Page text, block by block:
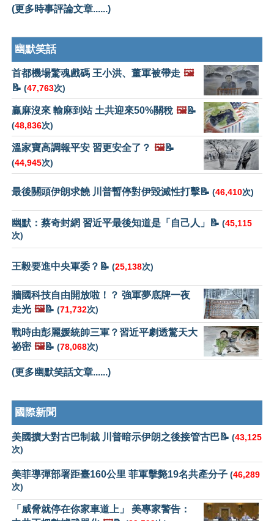
(更多時事評論文章......)
幽默笑話
首都機場驚魂戲碼 王小洪、董軍被帶走 🖼️
📝 (47,763次)
贏麻沒來 輸麻到站 土共迎來50%關稅 🖼️📝
(48,836次)
溫家寶高調報平安 習更安全了？ 🖼️📝
(44,945次)
最後關頭伊朗求饒 川普暫停對伊毀滅性打擊📝 (46,410次)
幽默：蔡奇封網 習近平最後知道是「自己人」📝 (45,115
次)
王毅要進中央軍委？📝 (25,138次)
牆國科技自由開放啦！？ 強軍夢底牌一夜
走光 🖼️📝 (71,732次)
戰時由彭麗媛統帥三軍？習近平劇透驚天大
祕密 🖼️📝 (78,068次)
(更多幽默笑話文章......)
國際新聞
美國擴大對古巴制裁 川普暗示伊朗之後接管古巴📝 (43,125
次)
美菲導彈部署距臺160公里 菲軍擊斃19名共產分子 (46,289
次)
「威脅就停在你家車道上」 美專家警告：